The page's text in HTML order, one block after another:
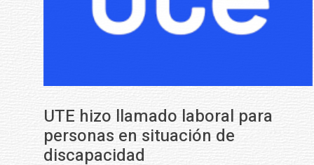
UTE hizo llamado laboral para
personas en situación de
discapacidad